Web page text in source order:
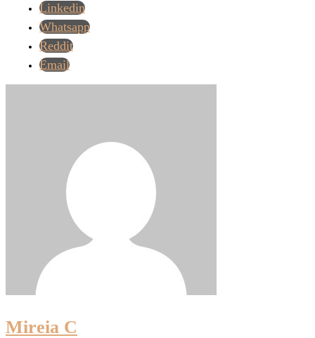
Linkedin
Whatsapp
Reddit
Email
Mireia C